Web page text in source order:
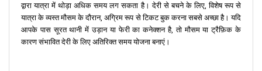
द्वारा यात्रा में थोड़ा अधिक समय लग सकता है। देरी से बचने के लिए, विशेष रूप से
यात्रा के व्यस्त मौसम के दौरान, अग्रिम रूप से टिकट बुक करना सबसे अच्छा है। यदि
आपके पास सूरत थानी में उड़ान या फेरी का कनेक्शन है, तो मौसम या ट्रैफ़िक के
कारण संभावित देरी के लिए अतिरिक्त समय योजना बनाएं।